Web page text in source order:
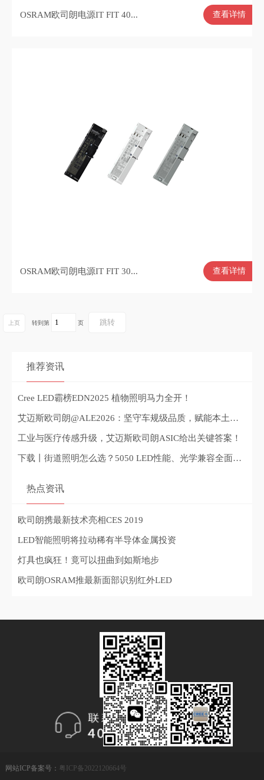
OSRAM欧司朗电源IT FIT 40... 查看详情
OSRAM欧司朗电源IT FIT 30... 查看详情
上页 转到第 页
推荐资讯
Cree LED霸榜EDN2025 植物照明马力全开！
艾迈斯欧司朗@ALE2026：坚守车规级品质，赋能本土智能出行
工业与医疗传感升级，艾迈斯欧司朗ASIC给出关键答案！
下载丨街道照明怎么选？5050 LED性能、光学兼容全面升级
热点资讯
欧司朗携最新技术亮相CES 2019
LED智能照明将拉动稀有半导体金属投资
灯具也疯狂！竟可以扭曲到如斯地步
欧司朗OSRAM推最新面部识别红外LED
网站ICP备案号： 粤ICP备2022120664号